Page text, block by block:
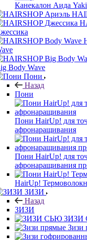
Канекалон Аида
Body Wave
Пони
Назад
Пони
Пони HairUp! для
афронаращивания
Пони HairUp! для
афронаращивания
HairUp!
ЗИЗИ
Назад
ЗИЗИ
ЗИЗИ
Зизи